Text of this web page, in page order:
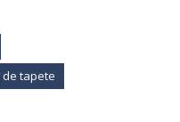
tapete